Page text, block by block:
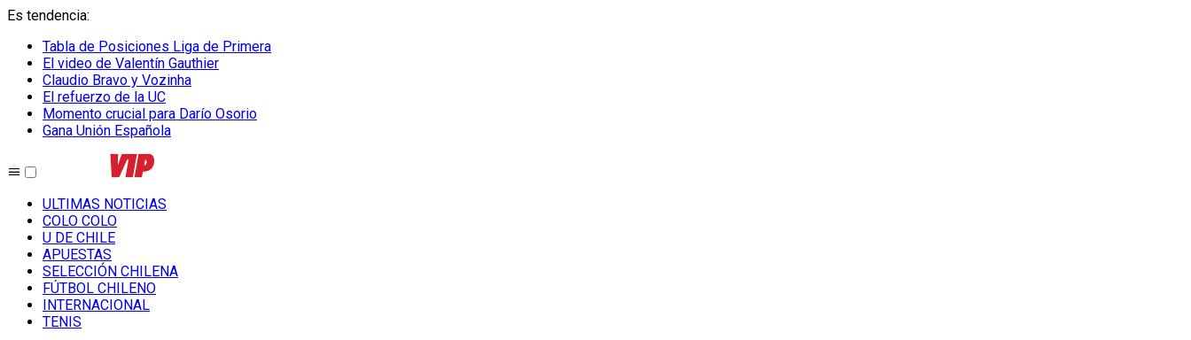
Es tendencia:
Tabla de Posiciones Liga de Primera
El video de Valentín Gauthier
Claudio Bravo y Vozinha
El refuerzo de la UC
Momento crucial para Darío Osorio
Gana Unión Española
ULTIMAS NOTICIAS
COLO COLO
U DE CHILE
APUESTAS
SELECCIÓN CHILENA
FÚTBOL CHILENO
INTERNACIONAL
TENIS